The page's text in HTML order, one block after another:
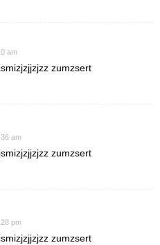
am
zumzsert
am
zumzsert
pm
zumzsert